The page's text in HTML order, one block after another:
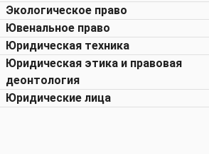
Экологическое право
Ювенальное право
Юридическая техника
Юридическая этика и правовая
деонтология
Юридические лица